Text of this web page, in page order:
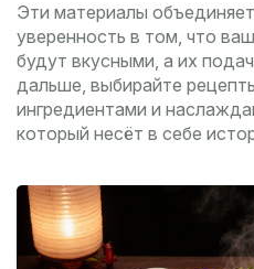
Эти материалы
уверенность в том, что
будут вкусными, а их
дальше, выбирайте
ингредиентами и
который несёт в себе